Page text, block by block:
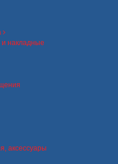
накладные
аксессуары